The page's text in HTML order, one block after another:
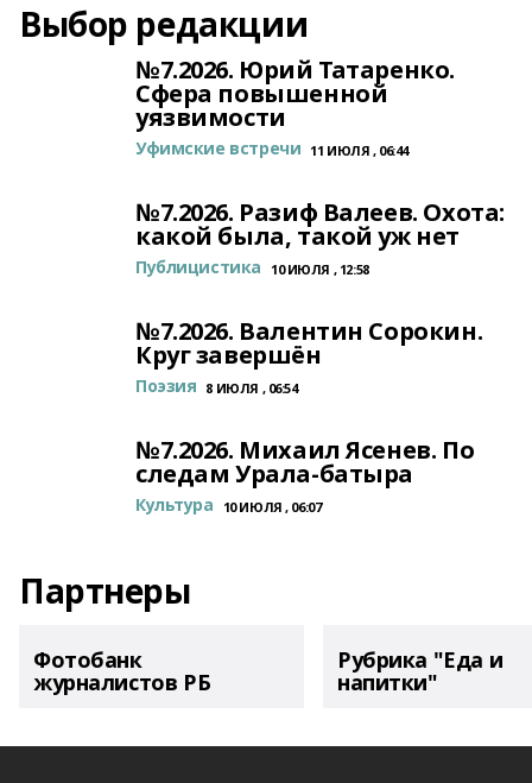
Выбор редакции
№7.2026. Юрий Татаренко.
Сфера повышенной
уязвимости
Уфимские встречи 11 ИЮЛЯ , 06:44
№7.2026. Разиф Валеев. Охота:
какой была, такой уж нет
Публицистика 10 ИЮЛЯ , 12:58
№7.2026. Валентин Сорокин.
Круг завершён
Поэзия 8 ИЮЛЯ , 06:54
№7.2026. Михаил Ясенев. По
следам Урала-батыра
Культура 10 ИЮЛЯ , 06:07
Партнеры
Фотобанк
журналистов РБ
Рубрика "Еда и
напитки"